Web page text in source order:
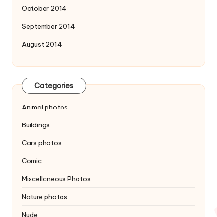
October 2014
September 2014
August 2014
Categories
Animal photos
Buildings
Cars photos
Comic
Miscellaneous Photos
Nature photos
Nude